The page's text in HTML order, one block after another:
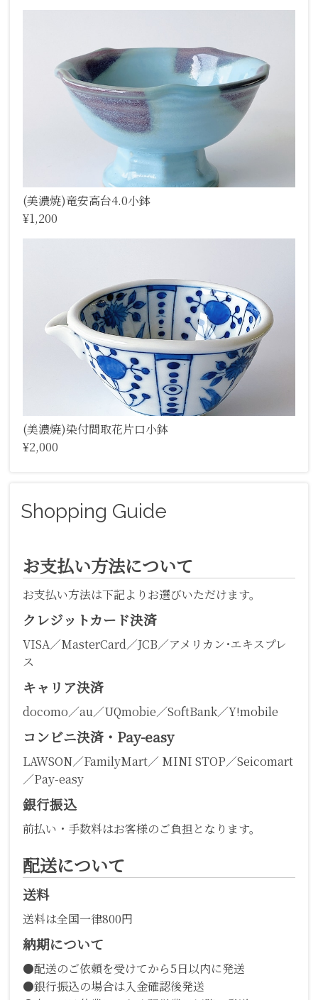
(美濃焼)竜安高台4.0小鉢
¥1,200
(美濃焼)染付間取花片口小鉢
¥2,000
Shopping Guide
お支払い方法について
お支払い方法は下記よりお選びいただけます。
クレジットカード決済
VISA／MasterCard／JCB／アメリカン･エキスプレ
ス
キャリア決済
docomo／au／UQmobie／SoftBank／Y!mobile
コンビニ決済・Pay-easy
LAWSON／FamilyMart／ MINI STOP／Seicomart
／Pay-easy
銀行振込
前払い・手数料はお客様のご負担となります。
配送について
送料
送料は全国一律800円
納期について
●配送のご依頼を受けてから5日以内に発送
●銀行振込の場合は入金確認後発送